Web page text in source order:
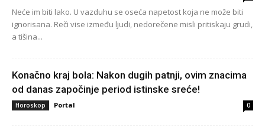
Neće im biti lako. U vazduhu se oseća napetost koja ne može biti
ignorisana. Reči vise između ljudi, nedorečene misli pritiskaju grudi,
a tišina...
Konačno kraj bola: Nakon dugih patnji, ovim znacima
od danas započinje period istinske sreće!
Horoskop Portal 0